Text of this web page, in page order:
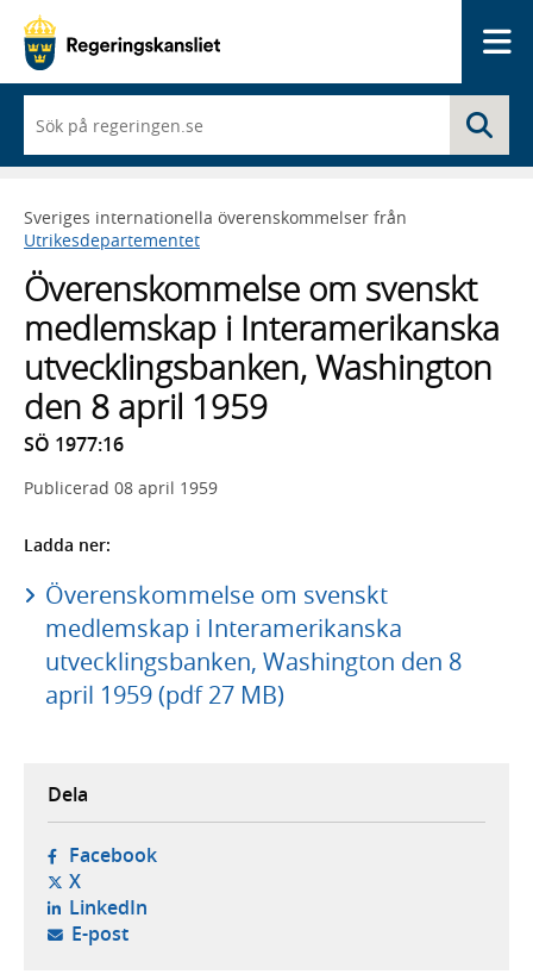
du
börjar
skriva
framträder
en
med
sökförslag
Sveriges internationella överenskommelser från
Utrikesdepartementet
Överenskommelse om svenskt
medlemskap i Interamerikanska
utvecklingsbanken, Washington
den 8 april 1959
SÖ 1977:16
Publicerad 08 april 1959
Ladda ner:
Överenskommelse om svenskt
medlemskap i Interamerikanska
utvecklingsbanken, Washington den 8
april 1959 (pdf 27 MB)
Dela
Facebook- öppnas i ny flik, extern webbplats,
X- öppnas i ny flik, extern webbplats,
LinkedIn- öppnas i ny flik, extern webbplats,
E-post- öppnar din e-postklient,